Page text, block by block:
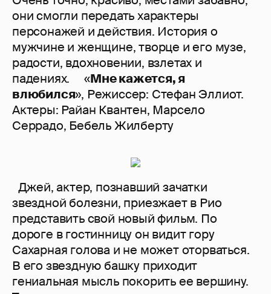
они смогли передать характеры
персонажей и действия. История о
мужчине и женщине, творце и его музе,
радости, вдохновении, взлетах и
падениях. «Мне кажется, я
влюбился», Режиссер: Стефан Эллиот.
Актеры: Райан Квантен, Марсело
Серрадо, Бебель Жилберту
Джей, актер, познавший зачатки
звездной болезни, приезжает в Рио
представить свой новый фильм. По
дороге в гостинницу он видит гору
Сахарная голова и не может оторваться.
В его звездную башку приходит
гениальная мысль покорить ее вершину.